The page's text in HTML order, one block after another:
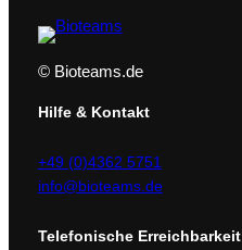
© Bioteams.de
Hilfe & Kontakt
+49 (0)4362 5751
info@bioteams.de
Telefonische Erreichbarkeit